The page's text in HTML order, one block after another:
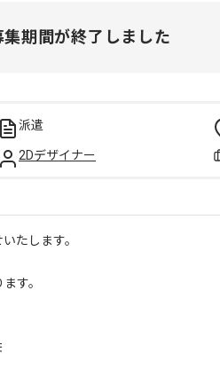
期間が終了しました
派遣
2Dデザイナー
たします。
す。